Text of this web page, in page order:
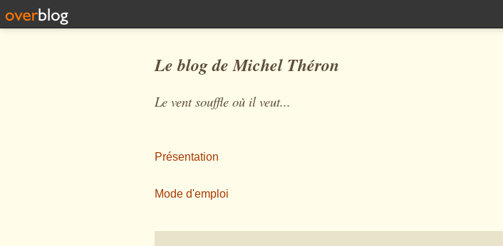
Le blog de Michel Théron
Le vent souffle où il veut...
Présentation
Mode d'emploi